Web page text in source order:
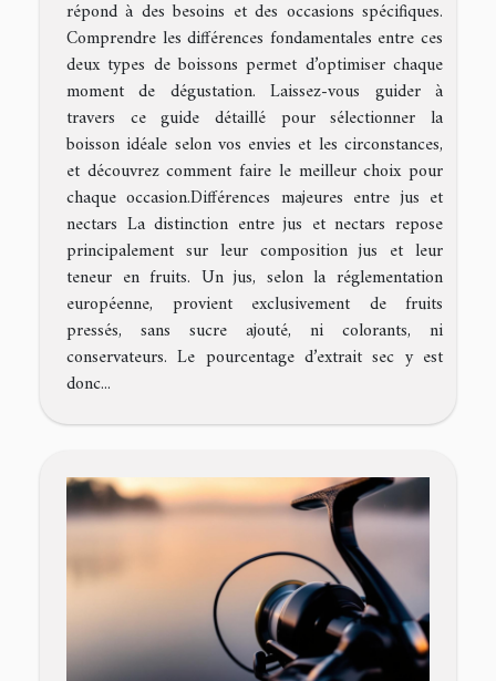
répond à des besoins et des occasions spécifiques.
Comprendre les différences fondamentales entre ces
deux types de boissons permet d’optimiser chaque
moment de dégustation. Laissez-vous guider à
travers ce guide détaillé pour sélectionner la
boisson idéale selon vos envies et les circonstances,
et découvrez comment faire le meilleur choix pour
chaque occasion.Différences majeures entre jus et
nectars La distinction entre jus et nectars repose
principalement sur leur composition jus et leur
teneur en fruits. Un jus, selon la réglementation
européenne, provient exclusivement de fruits
pressés, sans sucre ajouté, ni colorants, ni
conservateurs. Le pourcentage d’extrait sec y est
donc...